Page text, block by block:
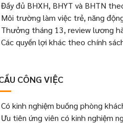
Đầy đủ BHXH, BHYT và BHTN
Môi trường làm việc trẻ, năng
Thưởng tháng 13, review lương
Các quyền lợi khác theo chính
CÔNG VIỆC
Có kinh nghiệm buồng phòng
Ưu tiên ứng viên có kinh nghiệm